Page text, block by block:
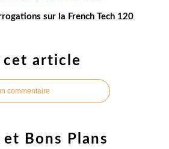
sur la French Tech 120
cet article
commentaire
et Bons Plans